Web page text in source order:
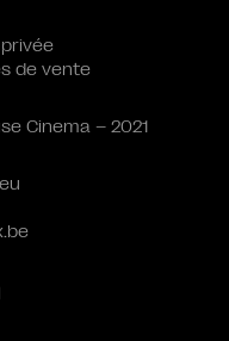
de vente
Cinema – 2021